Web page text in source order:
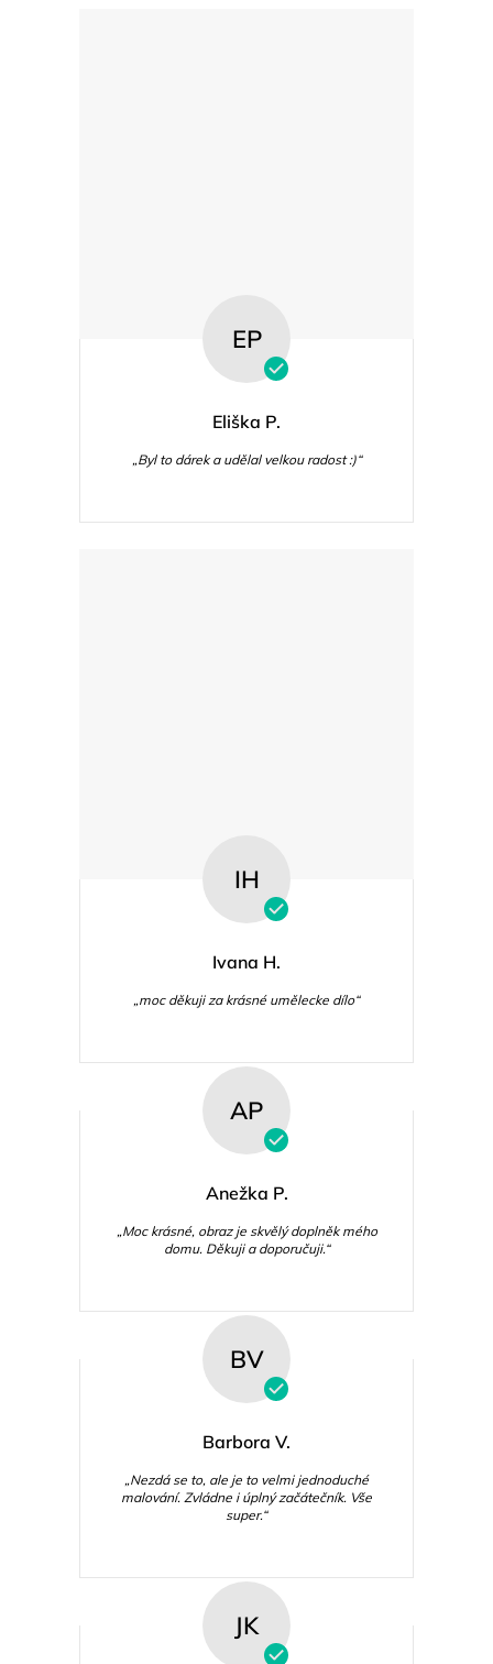
EP
Eliška P.
„Byl to dárek a udělal velkou radost :)“
IH
Ivana H.
„moc děkuji za krásné umělecke dílo“
AP
Anežka P.
„Moc krásné, obraz je skvělý doplněk mého
domu. Děkuji a doporučuji.“
BV
Barbora V.
„Nezdá se to, ale je to velmi jednoduché
malování. Zvládne i úplný začátečník. Vše
super.“
JK